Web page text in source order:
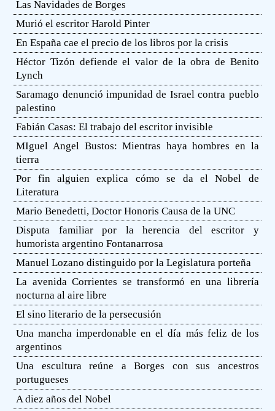
Las Navidades de Borges
Murió el escritor Harold Pinter
En España cae el precio de los libros por la crisis
Héctor Tizón defiende el valor de la obra de Benito
Lynch
Saramago denunció impunidad de Israel contra pueblo
palestino
Fabián Casas: El trabajo del escritor invisible
MIguel Angel Bustos: Mientras haya hombres en la
tierra
Por fin alguien explica cómo se da el Nobel de
Literatura
Mario Benedetti, Doctor Honoris Causa de la UNC
Disputa familiar por la herencia del escritor y
humorista argentino Fontanarrosa
Manuel Lozano distinguido por la Legislatura porteña
La avenida Corrientes se transformó en una librería
nocturna al aire libre
El sino literario de la persecusión
Una mancha imperdonable en el día más feliz de los
argentinos
Una escultura reúne a Borges con sus ancestros
portugueses
A diez años del Nobel